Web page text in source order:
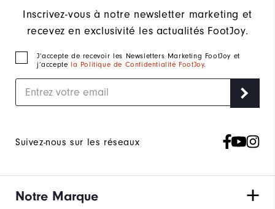
Inscrivez-vous à notre newsletter marketing et
recevez en exclusivité les actualités FootJoy.
J‘accepte de recevoir les Newsletters Marketing FootJoy et
j’accepte la Politique de Confidentialité FootJoy.
Suivez-nous sur les réseaux
Notre Marque